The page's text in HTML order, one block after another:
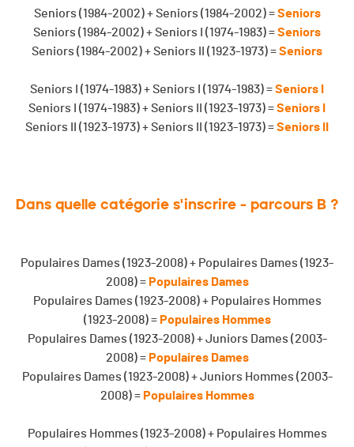
Seniors (1984-2002) + Seniors (1984-2002) =Seniors
Seniors (1984-2002) + Seniors I (1974-1983) =Seniors
Seniors (1984-2002) + Seniors II (1923-1973) =Seniors
Seniors I (1974-1983) + Seniors I (1974-1983) =Seniors I
Seniors I (1974-1983) + Seniors II (1923-1973) =Seniors I
Seniors II (1923-1973) + Seniors II (1923-1973) =Seniors II
Dans quelle catégorie s'inscrire - parcours B ?
Populaires Dames (1923-2008) + Populaires Dames (1923-
2008) = Populaires Dames
Populaires Dames (1923-2008) + Populaires Hommes
(1923-2008) =Populaires Hommes
Populaires Dames (1923-2008) + Juniors Dames (2003-
2008) = Populaires Dames
Populaires Dames (1923-2008) + Juniors Hommes (2003-
2008) = Populaires Hommes
Populaires Hommes (1923-2008) + Populaires Hommes